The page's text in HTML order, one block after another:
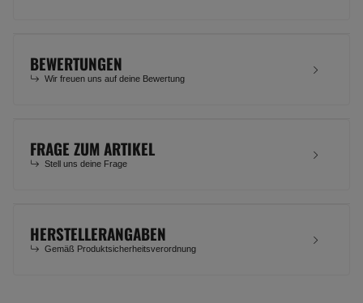
BEWERTUNGEN
Wir freuen uns auf deine Bewertung
FRAGE ZUM ARTIKEL
Stell uns deine Frage
HERSTELLERANGABEN
Gemäß Produktsicherheitsverordnung